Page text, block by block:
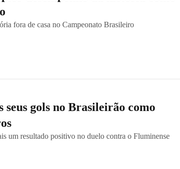
fora de casa no Campeonato Brasileiro
gols no Brasileirão como
um resultado positivo no duelo contra o Fluminense